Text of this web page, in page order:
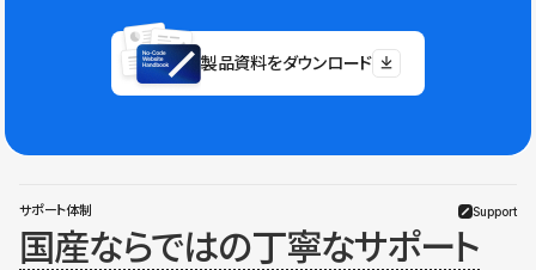
製品資料をダウンロード
サポート体制 Support
国産ならではの丁寧なサポート